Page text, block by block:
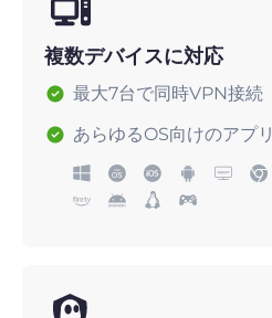
複数デバイスに対応
最大7台で同時VPN接続
あらゆるOS向けのアプリ